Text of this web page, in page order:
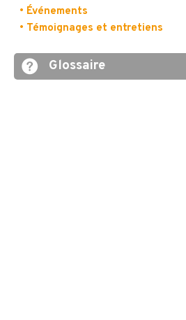
• Événements
• Témoignages et entretiens
Glossaire